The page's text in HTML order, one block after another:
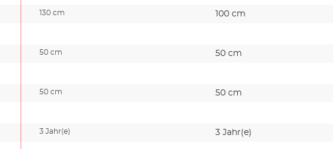
130 cm 100 cm
50 cm 50 cm
50 cm 50 cm
3 Jahr(e) 3 Jahr(e)